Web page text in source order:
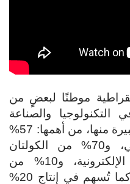
موطنًا لبعضٍ من
التكنولوجيا والصناعة
الحديثة، وتمدّ العالم بنِسَب كبيرة منها، من أهمها: 57%
من إنتاج الكوبالت العالمي، و70% من الكولتان
المستخدَم في الصناعات الإلكترونية، و10% من
النحاس، و4% من الليثيوم، كما تُسهم في إنتاج 20%